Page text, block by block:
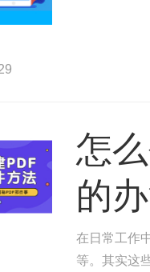
怎
的
在日常工作
等。其实这